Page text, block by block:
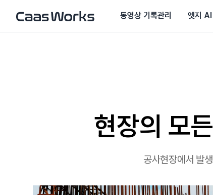
동영상 기록관리 엣지
현장의 모
공사현장에서 발